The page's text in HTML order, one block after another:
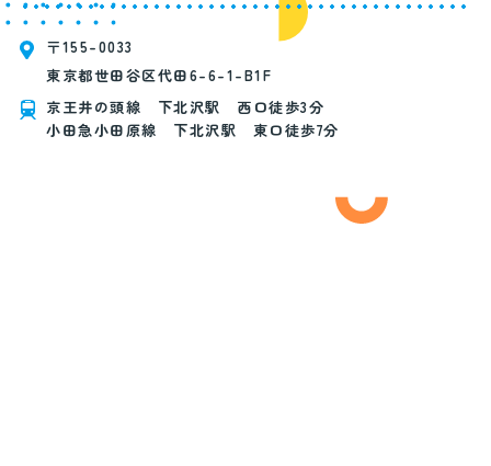
〒155-0033
東京都世田谷区代田6-6-1-B1F
京王井の頭線 下北沢駅 西口徒歩3分
小田急小田原線 下北沢駅 東口徒歩7分